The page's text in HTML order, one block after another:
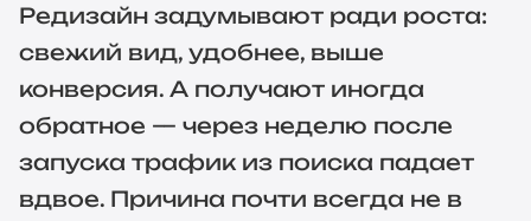
Редизайн задумывают ради роста:
свежий вид, удобнее, выше
конверсия. А получают иногда
обратное — через неделю после
запуска трафик из поиска падает
вдвое. Причина почти всегда не в